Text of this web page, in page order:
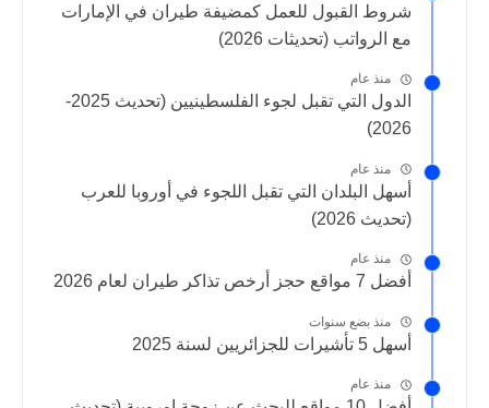
شروط القبول للعمل كمضيفة طيران في الإمارات
مع الرواتب (تحديثات 2026)
منذ عام
الدول التي تقبل لجوء الفلسطينيين (تحديث 2025-
2026)
منذ عام
أسهل البلدان التي تقبل اللجوء في أوروبا للعرب
(تحديث 2026)
منذ عام
أفضل 7 مواقع حجز أرخص تذاكر طيران لعام 2026
منذ بضع سنوات
أسهل 5 تأشيرات للجزائريين لسنة 2025
منذ عام